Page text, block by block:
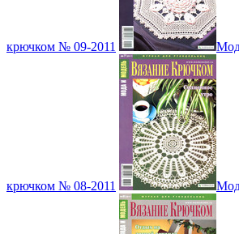
крючком № 09-2011
крючком № 08-2011